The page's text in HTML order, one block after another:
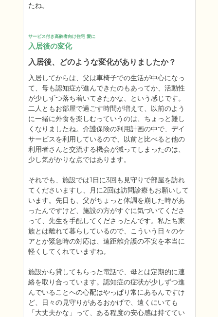
たね。
サービス付き高齢者向け住宅 愛に
入居後の変化
入居後、どのような変化がありましたか？
入居してからは、父は車椅子での生活が中心になっ
て、母も認知症が進んできたのもあってか、活動性
が少しずつ落ち着いてきたかな、という感じです。
二人ともお部屋で過ごす時間が増えて、以前のよう
に一緒に外食を楽しむっていうのは、ちょっと難し
くなりましたね。介護保険の利用計画の中で、デイ
サービスを利用しているので、以前と比べると他の
利用者さんと交流する機会が減ってしまったのは、
少し気がかりな点ではあります。
それでも、施設では1日に3回も見守りで部屋を訪れ
てくださいますし、月に2回は訪問診療もお願いして
います。先日も、父がちょっと体調を崩した時があ
ったんですけど、施設の方がすぐに気づいてくださ
って、先生を手配してくださったんです。私たち家
族とは離れて暮らしているので、こういう日々のケ
アとか緊急時の対応は、遠距離介護の不安を本当に
軽くしてくれていますね。
施設から貸してもらった電話で、母とは定期的に連
絡を取り合っています。認知症の症状が少しずつ進
んでいることへの心配はやっぱり常にあるんですけ
ど、日々の見守りがあるおかげで、遠くにいても
「大丈夫かな」って、ある程度の安心感は持ててい